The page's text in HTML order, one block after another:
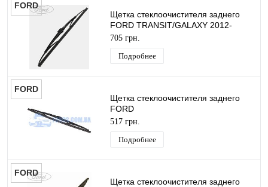
FORD
Щетка стеклоочистителя заднего
FORD TRANSIT/GALAXY 2012-
(380MM) ORIGINAL
705 грн.
Подробнее
FORD
Щетка стеклоочистителя заднего
FORD
FIESTA/FUSION/TRANSIT/FOCUS/C-
MAX 2001-2014 (380MM) ORIGINAL
517 грн.
Подробнее
FORD
Щетка стеклоочистителя заднего